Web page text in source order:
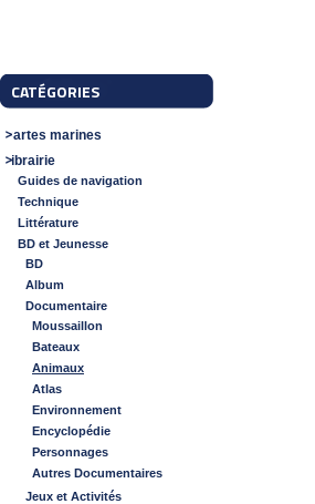
CATÉGORIES
Cartes marines
Librairie
Guides de navigation
Technique
Littérature
BD et Jeunesse
BD
Album
Documentaire
Moussaillon
Bateaux
Animaux
Atlas
Environnement
Encyclopédie
Personnages
Autres Documentaires
Jeux et Activités